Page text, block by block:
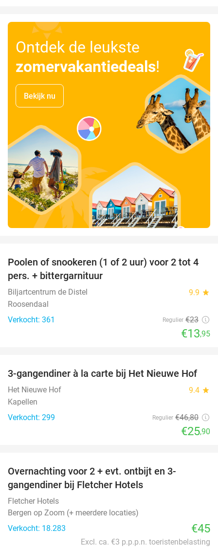
Ontdek de leukste
zomervakantiedeals!
Bekijk nu
39%
Poolen of snookeren (1 of 2 uur) voor 2 tot 4
pers. + bittergarnituur
Biljartcentrum de Distel 9.9 star
Roosendaal
Verkocht: 361
Regulier €23
€13,95
45%
3-gangendiner à la carte bij Het Nieuwe Hof
Het Nieuwe Hof 9.4 star
Kapellen
Verkocht: 299
Regulier €46,80
€25,90
Overnachting voor 2 + evt. ontbijt en 3-
gangendiner bij Fletcher Hotels
Fletcher Hotels
Bergen op Zoom (+ meerdere locaties)
Verkocht: 18.283
€45
Excl. ca. €3 p.p.p.n. toeristenbelasting